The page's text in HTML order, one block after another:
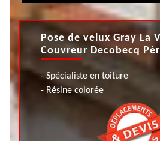
Pose de velux Gray La
Couvreur Decobecq
- Spécialiste en toiture
- Résine colorée